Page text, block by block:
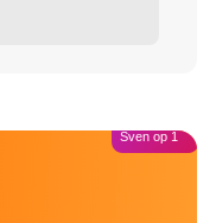
Sven op 1